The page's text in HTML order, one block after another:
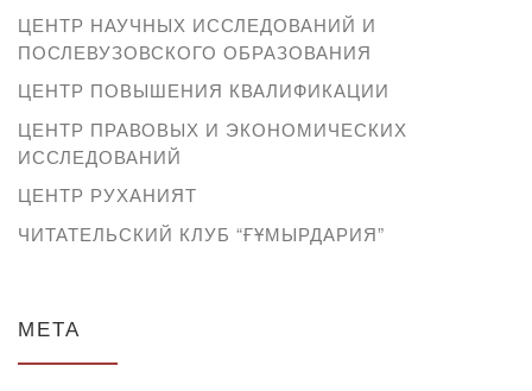
ЦЕНТР НАУЧНЫХ ИССЛЕДОВАНИЙ И
ПОСЛЕВУЗОВСКОГО ОБРАЗОВАНИЯ
ЦЕНТР ПОВЫШЕНИЯ КВАЛИФИКАЦИИ
ЦЕНТР ПРАВОВЫХ И ЭКОНОМИЧЕСКИХ
ИССЛЕДОВАНИЙ
ЦЕНТР РУХАНИЯТ
ЧИТАТЕЛЬСКИЙ КЛУБ “ҒҰМЫРДАРИЯ”
МЕТА